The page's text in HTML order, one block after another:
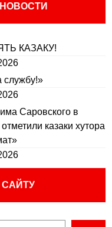
КАЗАКУ!
службу!»
Саровского в
казаки хутора
САЙТУ